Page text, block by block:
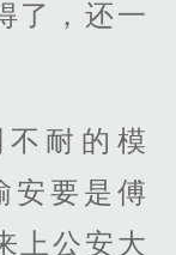
了，还一
耐的模
安要是傅
上公安大